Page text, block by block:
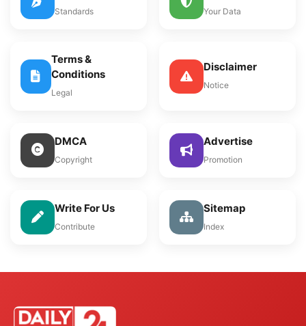
Standards Your Data
Terms &
Conditions
Legal
Disclaimer
Notice
DMCA
Copyright
Advertise
Promotion
Write For Us
Contribute
Sitemap
Index